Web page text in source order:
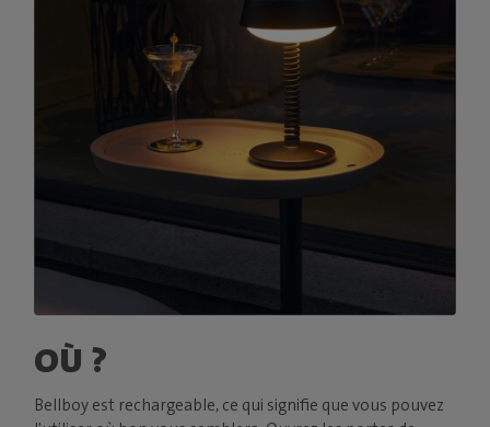
OÙ ?
Bellboy est rechargeable, ce qui signifie que vous pouvez